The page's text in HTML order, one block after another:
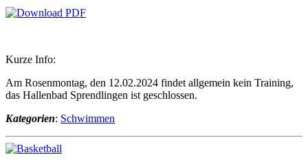
Kurze Info:
Am Rosenmontag, den 12.02.2024 findet allgemein kein Training,
das Hallenbad Sprendlingen ist geschlossen.
Kategorien: Schwimmen